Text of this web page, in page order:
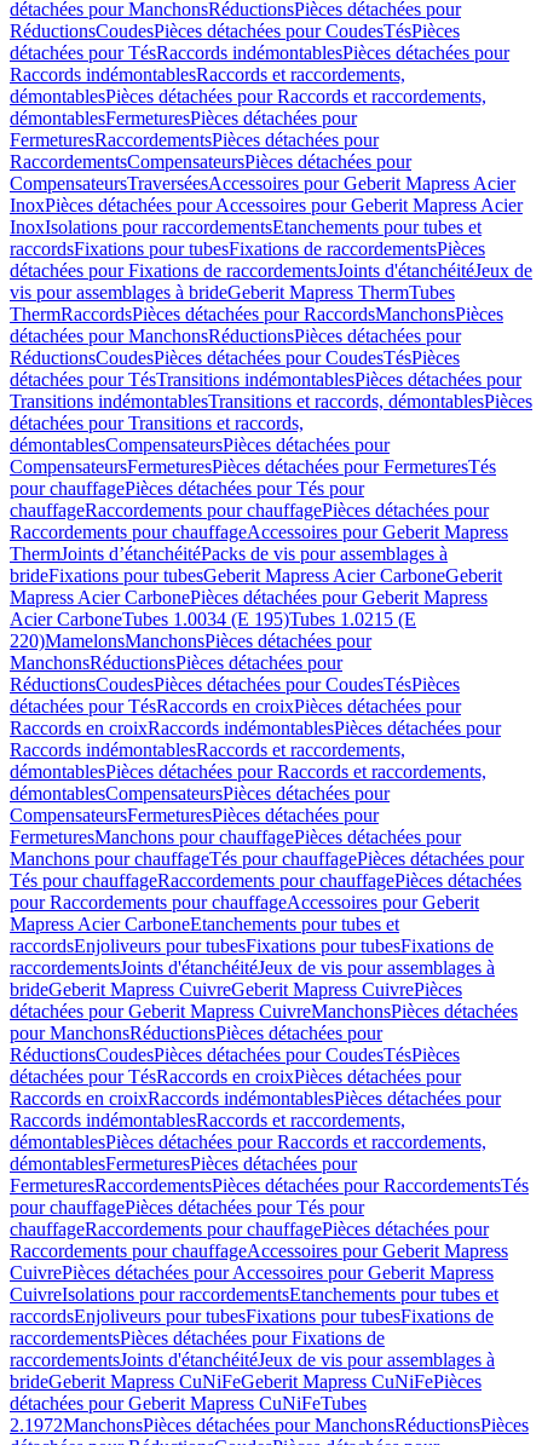
détachées pour ManchonsRéductionsPièces détachées pour
RéductionsCoudesPièces détachées pour CoudesTésPièces
détachées pour TésRaccords indémontablesPièces détachées pour
Raccords indémontablesRaccords et raccordements,
démontablesPièces détachées pour Raccords et raccordements,
démontablesFermeturesPièces détachées pour
FermeturesRaccordementsPièces détachées pour
RaccordementsCompensateursPièces détachées pour
CompensateursTraverséesAccessoires pour Geberit Mapress Acier
InoxPièces détachées pour Accessoires pour Geberit Mapress Acier
InoxIsolations pour raccordementsEtanchements pour tubes et
raccordsFixations pour tubesFixations de raccordementsPièces
détachées pour Fixations de raccordementsJoints d'étanchéitéJeux de
vis pour assemblages à brideGeberit Mapress ThermTubes
ThermRaccordsPièces détachées pour RaccordsManchonsPièces
détachées pour ManchonsRéductionsPièces détachées pour
RéductionsCoudesPièces détachées pour CoudesTésPièces
détachées pour TésTransitions indémontablesPièces détachées pour
Transitions indémontablesTransitions et raccords, démontablesPièces
détachées pour Transitions et raccords,
démontablesCompensateursPièces détachées pour
CompensateursFermeturesPièces détachées pour FermeturesTés
pour chauffagePièces détachées pour Tés pour
chauffageRaccordements pour chauffagePièces détachées pour
Raccordements pour chauffageAccessoires pour Geberit Mapress
ThermJoints d’étanchéitéPacks de vis pour assemblages à
brideFixations pour tubesGeberit Mapress Acier CarboneGeberit
Mapress Acier CarbonePièces détachées pour Geberit Mapress
Acier CarboneTubes 1.0034 (E 195)Tubes 1.0215 (E
220)MamelonsManchonsPièces détachées pour
ManchonsRéductionsPièces détachées pour
RéductionsCoudesPièces détachées pour CoudesTésPièces
détachées pour TésRaccords en croixPièces détachées pour
Raccords en croixRaccords indémontablesPièces détachées pour
Raccords indémontablesRaccords et raccordements,
démontablesPièces détachées pour Raccords et raccordements,
démontablesCompensateursPièces détachées pour
CompensateursFermeturesPièces détachées pour
FermeturesManchons pour chauffagePièces détachées pour
Manchons pour chauffageTés pour chauffagePièces détachées pour
Tés pour chauffageRaccordements pour chauffagePièces détachées
pour Raccordements pour chauffageAccessoires pour Geberit
Mapress Acier CarboneEtanchements pour tubes et
raccordsEnjoliveurs pour tubesFixations pour tubesFixations de
raccordementsJoints d'étanchéitéJeux de vis pour assemblages à
brideGeberit Mapress CuivreGeberit Mapress CuivrePièces
détachées pour Geberit Mapress CuivreManchonsPièces détachées
pour ManchonsRéductionsPièces détachées pour
RéductionsCoudesPièces détachées pour CoudesTésPièces
détachées pour TésRaccords en croixPièces détachées pour
Raccords en croixRaccords indémontablesPièces détachées pour
Raccords indémontablesRaccords et raccordements,
démontablesPièces détachées pour Raccords et raccordements,
démontablesFermeturesPièces détachées pour
FermeturesRaccordementsPièces détachées pour RaccordementsTés
pour chauffagePièces détachées pour Tés pour
chauffageRaccordements pour chauffagePièces détachées pour
Raccordements pour chauffageAccessoires pour Geberit Mapress
CuivrePièces détachées pour Accessoires pour Geberit Mapress
CuivreIsolations pour raccordementsEtanchements pour tubes et
raccordsEnjoliveurs pour tubesFixations pour tubesFixations de
raccordementsPièces détachées pour Fixations de
raccordementsJoints d'étanchéitéJeux de vis pour assemblages à
brideGeberit Mapress CuNiFeGeberit Mapress CuNiFePièces
détachées pour Geberit Mapress CuNiFeTubes
2.1972ManchonsPièces détachées pour ManchonsRéductionsPièces